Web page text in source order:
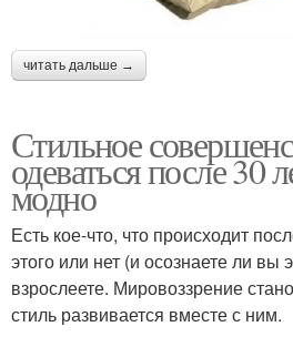
читать дальше →
Стильное
одеваться после 30
модно
Есть кое-что, что происходит
этого или нет (и осознаете ли
взрослеете. Мировоззрение
стиль развивается вместе с ним.